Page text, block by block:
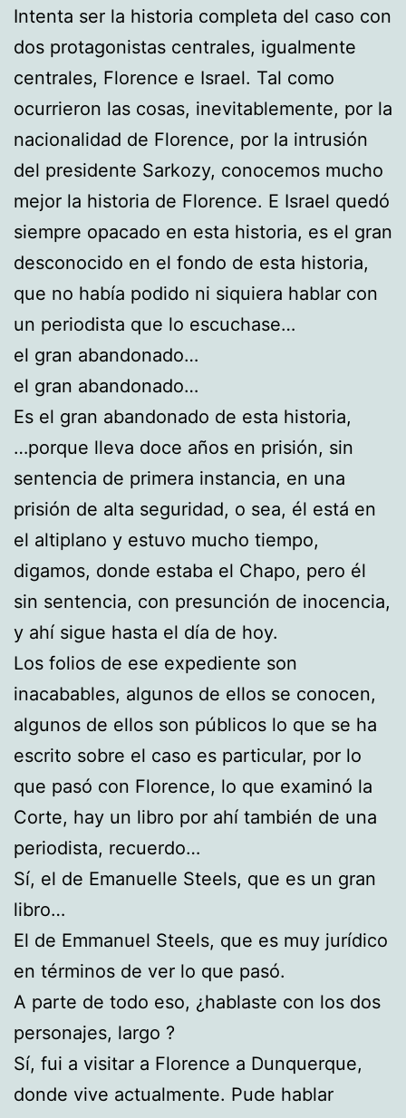
Intenta ser la historia completa del caso con
dos protagonistas centrales, igualmente
centrales, Florence e Israel. Tal como
ocurrieron las cosas, inevitablemente, por la
nacionalidad de Florence, por la intrusión
del presidente Sarkozy, conocemos mucho
mejor la historia de Florence. E Israel quedó
siempre opacado en esta historia, es el gran
desconocido en el fondo de esta historia,
que no había podido ni siquiera hablar con
un periodista que lo escuchase…
el gran abandonado…
el gran abandonado…
Es el gran abandonado de esta historia,
…porque lleva doce años en prisión, sin
sentencia de primera instancia, en una
prisión de alta seguridad, o sea, él está en
el altiplano y estuvo mucho tiempo,
digamos, donde estaba el Chapo, pero él
sin sentencia, con presunción de inocencia,
y ahí sigue hasta el día de hoy.
Los folios de ese expediente son
inacabables, algunos de ellos se conocen,
algunos de ellos son públicos lo que se ha
escrito sobre el caso es particular, por lo
que pasó con Florence, lo que examinó la
Corte, hay un libro por ahí también de una
periodista, recuerdo…
Sí, el de Emanuelle Steels, que es un gran
libro…
El de Emmanuel Steels, que es muy jurídico
en términos de ver lo que pasó.
A parte de todo eso, ¿hablaste con los dos
personajes, largo ?
Sí, fui a visitar a Florence a Dunquerque,
donde vive actualmente. Pude hablar